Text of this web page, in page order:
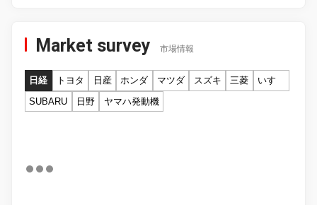
Market survey 市場情報
日経 トヨタ 日産 ホンダ マツダ スズキ 三菱
いすゞ
SUBARU
日野 ヤマハ発動機